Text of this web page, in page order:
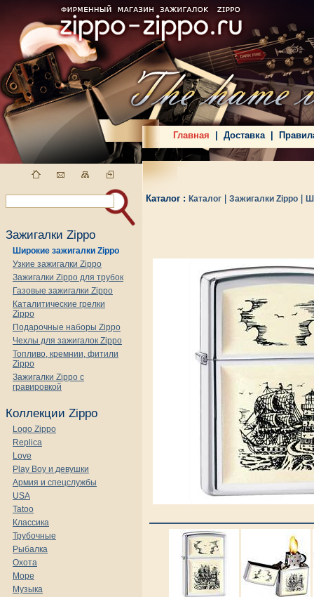
Главная Доставка
Зажигалки Zippo
Широкие зажигалки Zippo
Узкие зажигалки Zippo
Зажигалки Zippo для трубок
Газовые зажигалки Zippo
Каталитические грелки
Zippo
Подарочные наборы Zippo
Чехлы для зажигалок Zippo
Топливо, кремнии, фитили
Zippo
Зажигалки Zippo с
гравировкой
Коллекции Zippo
Logo Zippo
Replica
Love
Play Boy и девушки
Армия и спецслужбы
USA
Tatoo
Классика
Трубочные
Рыбалка
Охота
Море
Музыка
Каталог : Каталог Зажигалки Zippo